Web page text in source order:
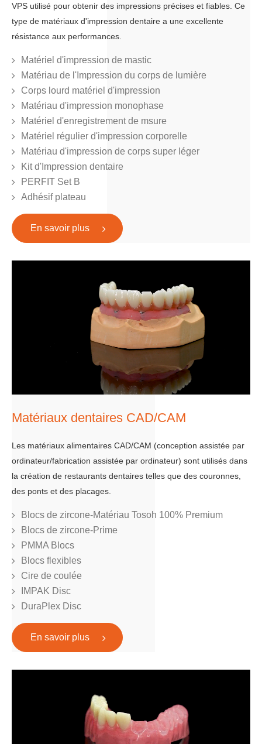
VPS utilisé pour obtenir des impressions précises et fiables. Ce
type de matériaux d'impression dentaire a une excellente
résistance aux performances.
Matériel d'impression de mastic
Matériau de l'Impression du corps de lumière
Corps lourd matériel d'impression
Matériau d'impression monophase
Matériel d'enregistrement de msure
Matériel régulier d'impression corporelle
Matériau d'impression de corps super léger
Kit d'Impression dentaire
PERFIT Set B
Adhésif plateau
En savoir plus
Matériaux dentaires CAD/CAM
Les matériaux alimentaires CAD/CAM (conception assistée par
ordinateur/fabrication assistée par ordinateur) sont utilisés dans
la création de restaurants dentaires telles que des couronnes,
des ponts et des placages.
Blocs de zircone-Matériau Tosoh 100% Premium
Blocs de zircone-Prime
PMMA Blocs
Blocs flexibles
Cire de coulée
IMPAK Disc
DuraPlex Disc
En savoir plus